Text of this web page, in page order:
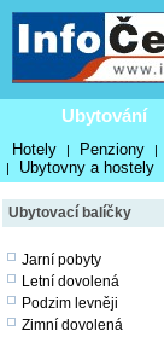
Ubytování
Hotely | Penziony |
| Ubytovny a hostely
Ubytovací balíčky
Jarní pobyty
Letní dovolená
Podzim levněji
Zimní dovolená